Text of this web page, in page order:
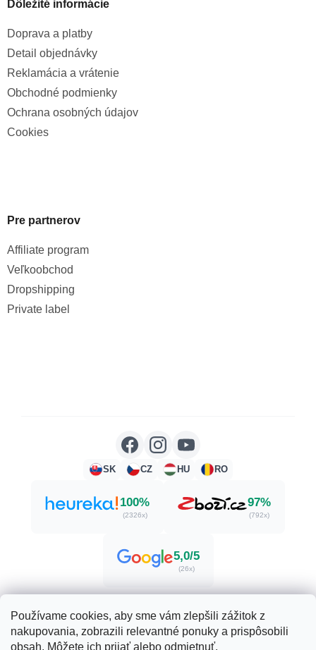
Používame cookies, aby sme vám zlepšili zážitok z
nakupovania, zobrazili relevantné ponuky a prispôsobili
obsah. Môžete ich prijať alebo odmietnuť.
Dôležité informácie
Doprava a platby
Detail objednávky
Reklamácia a vrátenie
Obchodné podmienky
Ochrana osobných údajov
Cookies
Pre partnerov
Affiliate program
Veľkoobchod
Dropshipping
Private label
SK CZ HU RO
100%
(2326x)
97%
(792x)
5,0/5
(26x)
Vytvoril Shoptet